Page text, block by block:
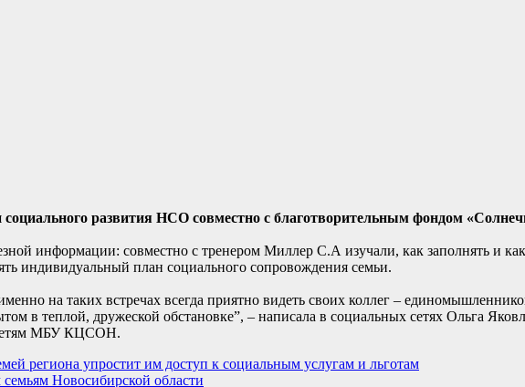
развития НСО совместно с благотворительным фондом
информации: совместно с тренером Миллер С.А изучали, как заполнять и как
индивидуальный план социального сопровождения семьи.
на таких встречах всегда приятно видеть своих коллег –
в теплой, дружеской обстановке”, – написала в социальных сетях Ольга
детям МБУ КЦСОН.
региона упростит им доступ к социальным услугам и льготам
Новосибирской области